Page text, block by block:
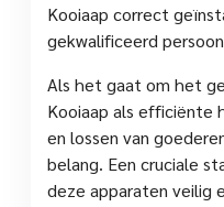
Kooiaap correct
gekwalificeerd persoon
Als het gaat om het
Kooiaap als efficiënte
en lossen van
belang. Een cruciale
deze apparaten veilig